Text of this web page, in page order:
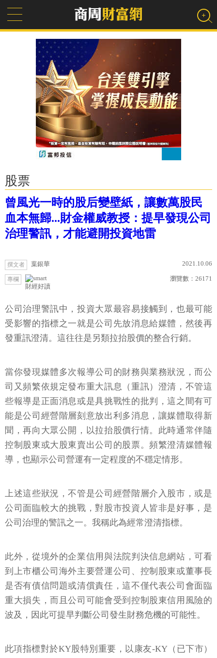
股票
曾風光一時的股后變壁紙，讓數萬股民
血本無歸...財金權威教授：提早發現公司
治理警訊，才能避開投資地雷
撰文者 葉銀華 2021.10.06
專欄
財經好讀
瀏覽數： 26171
公司治理警訊中，投資大眾最容易接觸到，也最可能
受影響的指標之一就是公司先放消息給媒體，然後再
發重訊澄清。這往往是另類拉抬股價的整合行銷。
當你發現媒體多次報導公司的財務與業務狀況，而公
司又頻繁依規定發布重大訊息（重訊）澄清，不管這
些報導是正面消息或是具挑戰性的批判，這之間有可
能是公司經營階層刻意放出利多消息，讓媒體取得新
聞，再向大眾公開，以拉抬股價行情。此時通常伴隨
控制股東或大股東賣出公司的股票。頻繁澄清媒體報
導，也顯示公司營運有一定程度的不穩定情形。
上述這些狀況，不管是公司經營階層介入股市，或是
公司面臨較大的挑戰，對股市投資人皆非是好事，是
公司治理的警訊之一。我稱此為經常澄清指標。
此外，從境外的企業信用與法院判決信息網站，可看
到上市櫃公司海外主要營運公司、控制股東或董事長
是否有債信問題或清償責任，這不僅代表公司會面臨
重大損失，而且公司可能會受到控制股東信用風險的
波及，因此可提早判斷公司發生財務危機的可能性。
此項指標對於KY股特別重要，以康友-KY（已下市）